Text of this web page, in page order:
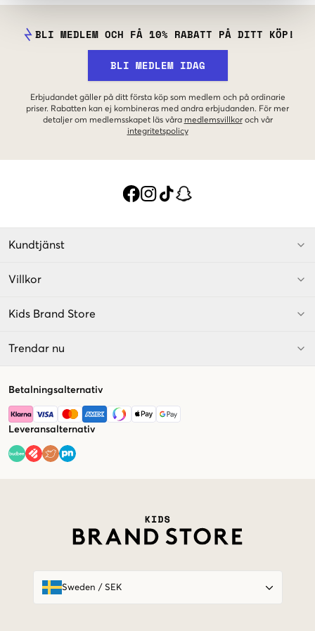
BLI MEDLEM OCH FÅ 10% RABATT PÅ DITT KÖP!
BLI MEDLEM IDAG
Erbjudandet gäller på ditt första köp som medlem och på ordinarie
priser. Rabatten kan ej kombineras med andra erbjudanden. För mer
detaljer om medlemsskapet läs våra medlemsvillkor och vår
integritetspolicy
Kundtjänst
Villkor
Kids Brand Store
Trendar nu
Betalningsalternativ
Leveransalternativ
Sweden / SEK